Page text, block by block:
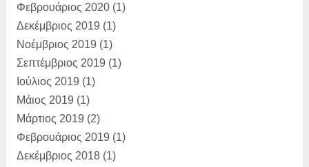
Φεβρουάριος 2020(1)
Δεκέμβριος 2019 (1)
Νοέμβριος 2019 (1)
Σεπτέμβριος 2019 (1)
Ιούλιος 2019 (1)
Μάιος 2019 (1)
Μάρτιος 2019 (2)
Φεβρουάριος 2019 (1)
Δεκέμβριος 2018(1)